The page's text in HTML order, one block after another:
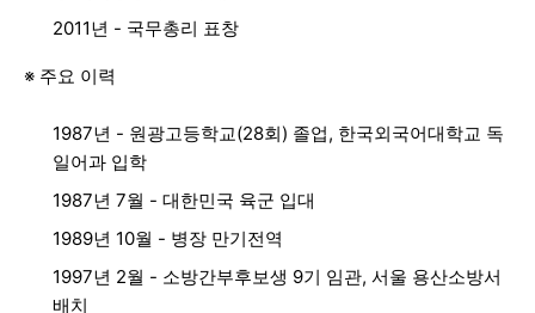
2011년 - 국무총리 표창
※ 주요 이력
1987년 - 원광고등학교(28회) 졸업, 한국외국어대학교 독
일어과 입학
1987년 7월 - 대한민국 육군 입대
1989년 10월 - 병장 만기전역
1997년 2월 - 소방간부후보생 9기 임관, 서울 용산소방서
배치